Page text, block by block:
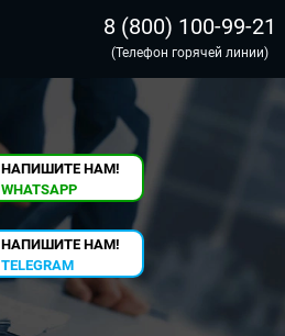
8 (800) 100-99-21
(Телефон горячей линии)
НАПИШИТЕ НАМ!
WHATSAPP
НАПИШИТЕ НАМ!
TELEGRAM